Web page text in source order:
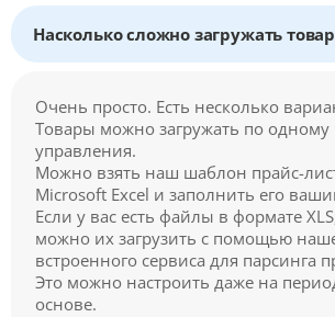
Насколько сложно загружать
Очень просто. Есть несколько
Товары можно загружать по одному
управления.
Можно взять наш шаблон прайс-
Microsoft Excel и заполнить его
Если у вас есть файлы в формате
можно их загрузить с помощью
встроенного сервиса для парсинга
Это можно настроить даже на
основе.